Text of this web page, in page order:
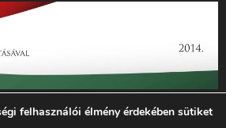
hetilap 2014. évi működésének
KCP-14-P-0121 sz. támogatási
felhasználói élmény érdekében sütiket